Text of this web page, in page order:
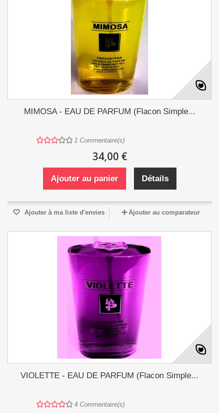
MIMOSA - EAU DE PARFUM (Flacon Simple...
1 Commentaire(s)
34,00 €
Ajouter au panier Détails
Ajouter à ma liste d'envies Ajouter au comparateur
VIOLETTE - EAU DE PARFUM (Flacon Simple...
4 Commentaire(s)